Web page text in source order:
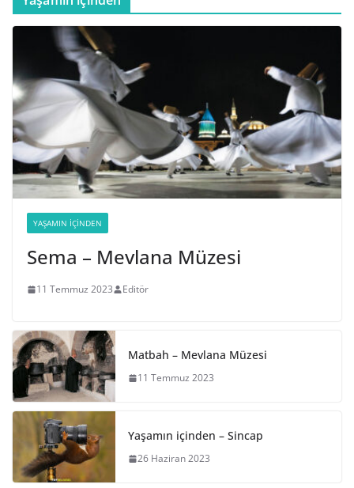
YAŞAMIN İÇINDEN
Sema – Mevlana Müzesi
11 Temmuz 2023 Editör
Matbah – Mevlana Müzesi
11 Temmuz 2023
Yaşamın içinden – Sincap
26 Haziran 2023